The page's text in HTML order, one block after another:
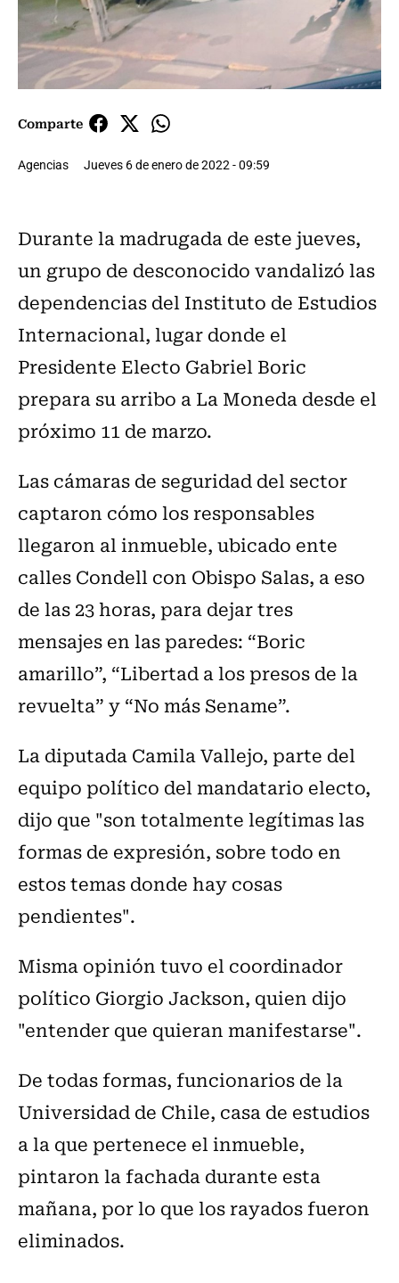
Comparte
Agencias Jueves 6 de enero de 2022 - 09:59
Durante la madrugada de este jueves,
un grupo de desconocido vandalizó las
dependencias del Instituto de Estudios
Internacional, lugar donde el
Presidente Electo Gabriel Boric
prepara su arribo a La Moneda desde el
próximo 11 de marzo.
Las cámaras de seguridad del sector
captaron cómo los responsables
llegaron al inmueble, ubicado ente
calles Condell con Obispo Salas, a eso
de las 23 horas, para dejar tres
mensajes en las paredes: “Boric
amarillo”, “Libertad a los presos de la
revuelta” y “No más Sename”.
La diputada Camila Vallejo, parte del
equipo político del mandatario electo,
dijo que "son totalmente legítimas las
formas de expresión, sobre todo en
estos temas donde hay cosas
pendientes".
Misma opinión tuvo el coordinador
político Giorgio Jackson, quien dijo
"entender que quieran manifestarse".
De todas formas, funcionarios de la
Universidad de Chile, casa de estudios
a la que pertenece el inmueble,
pintaron la fachada durante esta
mañana, por lo que los rayados fueron
eliminados.